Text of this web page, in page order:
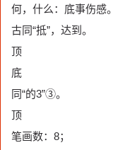
何，什么：底事伤感。
古同“抵”，达到。
顶
底
同“的3”③。
顶
笔画数：8；